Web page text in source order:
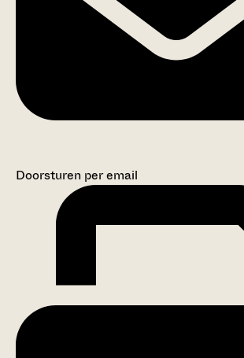
Doorsturen per email